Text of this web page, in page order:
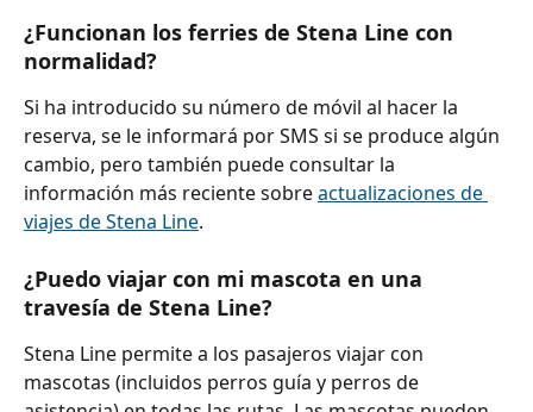
¿Funcionan los ferries de Stena Line con
normalidad?
Si ha introducido su número de móvil al hacer la
reserva, se le informará por SMS si se produce algún
cambio, pero también puede consultar la
información más reciente sobre actualizaciones de
viajes de Stena Line.
¿Puedo viajar con mi mascota en una
travesía de Stena Line?
Stena Line permite a los pasajeros viajar con
mascotas (incluidos perros guía y perros de